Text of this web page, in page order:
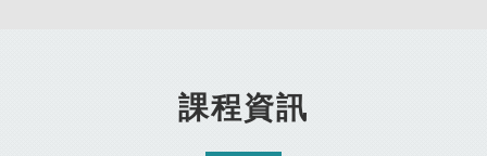
課程資訊